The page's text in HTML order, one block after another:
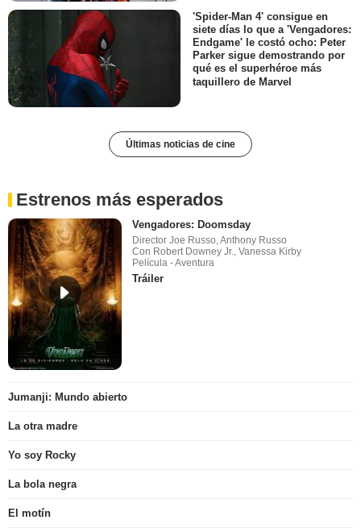
'Spider-Man 4' consigue en
siete días lo que a 'Vengadores:
Endgame' le costó ocho: Peter
Parker sigue demostrando por
qué es el superhéroe más
taquillero de Marvel
Últimas noticias de cine
Estrenos más esperados
Vengadores: Doomsday
Director Joe Russo, Anthony Russo
Con Robert Downey Jr., Vanessa Kirby
Película - Aventura
Tráiler
Jumanji: Mundo abierto
La otra madre
Yo soy Rocky
La bola negra
El motín